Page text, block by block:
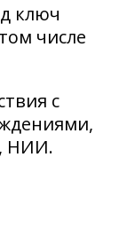
ключ
числе
с
НИИ.